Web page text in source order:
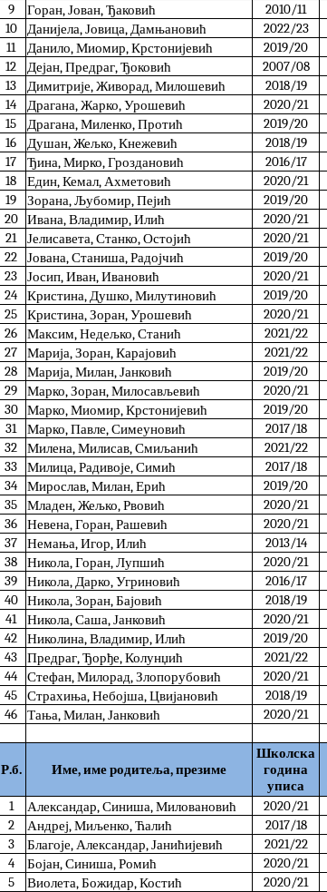
9
Горан, Јован, Ђаковић 2010/11
10
Данијела, Јовица, Дамњановић 2022/23
11
Данило, Миомир, Крстонијевић 2019/20
12
Дејан, Предраг, Ђоковић 2007/08
13
Димитрије, Живорад, Милошевић 2018/19
14
Драгана, Жарко, Урошевић 2020/21
15
Драгана, Миленко, Протић 2019/20
16
Душан, Жељко, Кнежевић 2018/19
17
Ђина, Мирко, Гроздановић 2016/17
18
Един, Кемал, Ахметовић 2020/21
19
Зорана, Љубомир, Пејић 2019/20
20 Ивана, Владимир, Илић 2020/21
21
Јелисавета, Станко, Остојић 2020/21
22
Јована, Станиша, Радојчић 2019/20
23
Јосип, Иван, Ивановић 2020/21
24
Кристина, Душко, Милутиновић 2019/20
25
Кристина, Зоран, Урошевић 2020/21
26
Максим, Недељко, Станић 2021/22
27
Марија, Зоран, Карајовић 2021/22
28
Марија, Милан, Јанковић 2019/20
29
Марко, Зоран, Милосављевић 2020/21
30 Марко, Миомир, Крстонијевић 2019/20
31
Марко, Павле, Симеуновић 2017/18
32
Милена, Милисав, Смиљанић 2021/22
33
Милица, Радивоје, Симић 2017/18
34
Мирослав, Милан, Ерић 2019/20
35
Младен, Жељко, Рвовић 2020/21
36
Невена, Горан, Рашевић 2020/21
37
Немања, Игор, Илић 2013/14
38
Никола, Горан, Лупшић 2020/21
39
Никола, Дарко, Угриновић 2016/17
40 Никола, Зоран, Бајовић 2018/19
41
Никола, Саша, Јанковић 2020/21
42
Николина, Владимир, Илић 2019/20
43
Предраг, Ђорђе, Колунџић 2021/22
44
Стефан, Милорад, Злопорубовић 2020/21
45
Страхиња, Небојша, Цвијановић 2018/19
46
Тања, Милан, Јанковић 2020/21
Р.б. Име, име родитеља, презиме
Школска
година
уписа
1 Александар, Синиша, Миловановић 2020/21
2
Андреј, Миљенко, Ћалић 2017/18
3
Благоје, Александар, Јанићијевић 2021/22
4
Бојан, Синиша, Ромић 2020/21
5
Виолета, Божидар, Костић 2020/21